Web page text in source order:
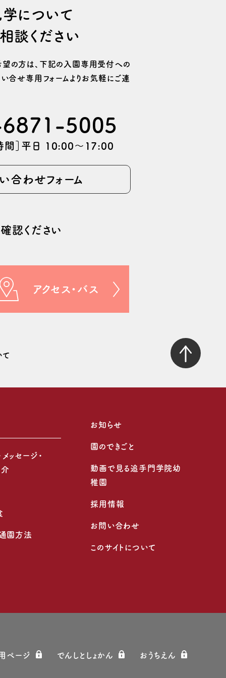
について
談ください
の⽅は、 下記の⼊園専⽤受付への
合せ専用フォームより お気軽にご連
5005
間］平日 10:00〜17:00
合わせフォーム
認ください
アクセス・バス
ッセージ・
園方法
お知らせ
園のできごと
動画で見る追手門学院幼
稚園
採用情報
お問い合わせ
このサイトについて
ページ でんしとしょかん おうちえん